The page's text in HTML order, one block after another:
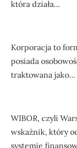
która działa…
Korporacja to
posiada
traktowana jako…
WIBOR, czyli
wskaźnik, który
systemie